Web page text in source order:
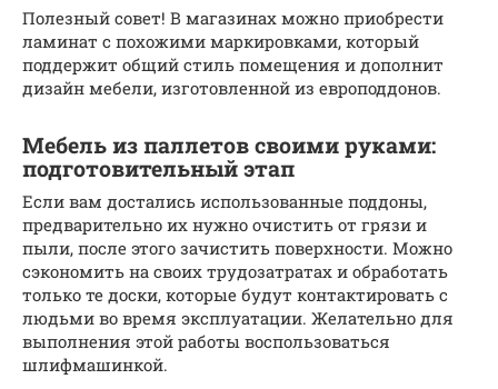
Полезный совет! В магазинах можно приобрести
ламинат с похожими маркировками, который
поддержит общий стиль помещения и дополнит
дизайн мебели, изготовленной из европоддонов.
Мебель из паллетов своими руками:
подготовительный этап
Если вам достались использованные поддоны,
предварительно их нужно очистить от грязи и
пыли, после этого зачистить поверхности. Можно
сэкономить на своих трудозатратах и обработать
только те доски, которые будут контактировать с
людьми во время эксплуатации. Желательно для
выполнения этой работы воспользоваться
шлифмашинкой.